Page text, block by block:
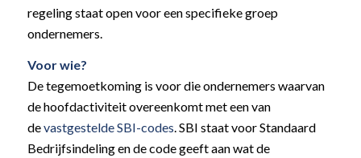
regeling staat open voor een specifieke groep
ondernemers.
Voor wie?
De tegemoetkoming is voor die ondernemers waarvan
de hoofdactiviteit overeenkomt met een van
devastgestelde SBI-codes. SBI staat voor Standaard
Bedrijfsindeling en de code geeft aan wat de